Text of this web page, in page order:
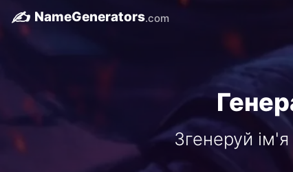
✍️ NameGenerators.com
Згенеруй